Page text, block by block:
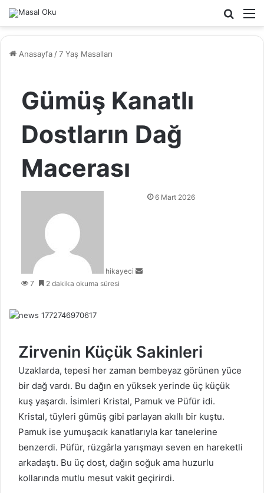
Arama
Anasayfa /7 Yaş Masalları
Gümüş Kanatlı
Dostların Dağ
Macerası
hikayeci
n
d
e
r
k
6 Mart 2026
7 2 dakika okuma süresi
Zirvenin Küçük Sakinleri
Uzaklarda, tepesi her zaman bembeyaz görünen yüce
bir dağ vardı. Bu dağın en yüksek yerinde üç küçük
kuş yaşardı. İsimleri Kristal, Pamuk ve Püfür idi.
Kristal, tüyleri gümüş gibi parlayan akıllı bir kuştu.
Pamuk ise yumuşacık kanatlarıyla kar tanelerine
benzerdi. Püfür, rüzgârla yarışmayı seven en hareketli
arkadaştı. Bu üç dost, dağın soğuk ama huzurlu
kollarında mutlu mesut vakit geçirirdi.